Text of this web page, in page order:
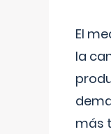
El
la
más